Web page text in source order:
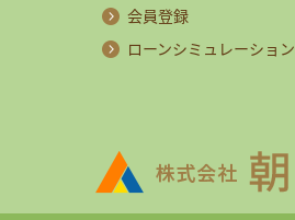
会員登録
ローンシミュレーション